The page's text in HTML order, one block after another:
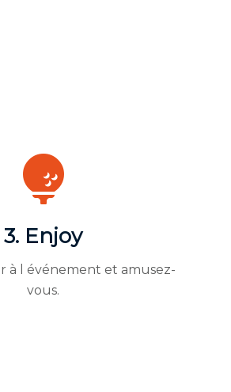
3. Enjoy
à l événement et amusez-
vous.